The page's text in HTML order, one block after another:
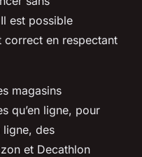
est possible
correct en respectant
magasins
qu’en ligne, pour
ligne, des
et Decathlon